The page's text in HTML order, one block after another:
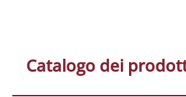
Catalogo dei